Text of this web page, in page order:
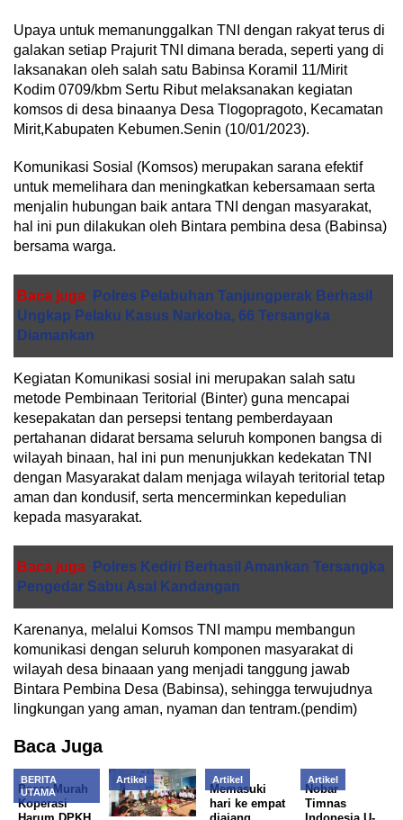
Upaya untuk memanunggalkan TNI dengan rakyat terus di
galakan setiap Prajurit TNI dimana berada, seperti yang di
laksanakan oleh salah satu Babinsa Koramil 11/Mirit
Kodim 0709/kbm Sertu Ribut melaksanakan kegiatan
komsos di desa binaanya Desa Tlogopragoto, Kecamatan
Mirit,Kabupaten Kebumen.Senin (10/01/2023).
Komunikasi Sosial (Komsos) merupakan sarana efektif
untuk memelihara dan meningkatkan kebersamaan serta
menjalin hubungan baik antara TNI dengan masyarakat,
hal ini pun dilakukan oleh Bintara pembina desa (Babinsa)
bersama warga.
Baca juga
Polres Pelabuhan Tanjungperak Berhasil
Ungkap Pelaku Kasus Narkoba, 66 Tersangka
Diamankan
Kegiatan Komunikasi sosial ini merupakan salah satu
metode Pembinaan Teritorial (Binter) guna mencapai
kesepakatan dan persepsi tentang pemberdayaan
pertahanan didarat bersama seluruh komponen bangsa di
wilayah binaan, hal ini pun menunjukkan kedekatan TNI
dengan Masyarakat dalam menjaga wilayah teritorial tetap
aman dan kondusif, serta mencerminkan kepedulian
kepada masyarakat.
Baca juga
Polres Kediri Berhasil Amankan Tersangka
Pengedar Sabu Asal Kandangan
Karenanya, melalui Komsos TNI mampu membangun
komunikasi dengan seluruh komponen masyarakat di
wilayah desa binaaan yang menjadi tanggung jawab
Bintara Pembina Desa (Babinsa), sehingga terwujudnya
lingkungan yang aman, nyaman dan tentram.(pendim)
Baca Juga
BERITA
UTAMA
Pasar Murah
Koperasi
Artikel Artikel
Memasuki
hari ke empat
Artikel
Nobar
Timnas